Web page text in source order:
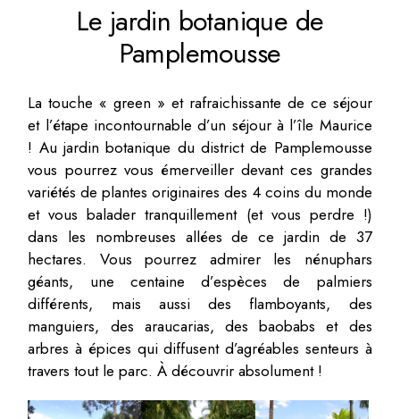
Le jardin botanique de
Pamplemousse
La touche « green » et rafraichissante de ce séjour
et l’étape incontournable d’un séjour à l’île Maurice
! Au jardin botanique du district de Pamplemousse
vous pourrez vous émerveiller devant ces grandes
variétés de plantes originaires des 4 coins du monde
et vous balader tranquillement (et vous perdre !)
dans les nombreuses allées de ce jardin de 37
hectares. Vous pourrez admirer les nénuphars
géants, une centaine d’espèces de palmiers
différents, mais aussi des flamboyants, des
manguiers, des araucarias, des baobabs et des
arbres à épices qui diffusent d’agréables senteurs à
travers tout le parc. À découvrir absolument !